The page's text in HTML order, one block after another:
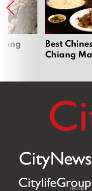
Best
Chiang